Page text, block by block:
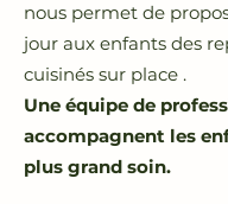
nous permet de
jour aux enfants des
cuisinés sur place .
Une équipe de
accompagnent les
plus grand soin.